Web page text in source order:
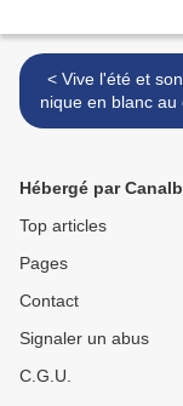
< Vive l'été et son pique-
nique en blanc au
de
Hébergé par
Top articles
Pages
Contact
Signaler un abus
C.G.U.